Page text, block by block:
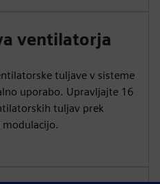
ventilatorja
tuljave v sisteme
uporabo. Upravljajte 16
tuljav prek